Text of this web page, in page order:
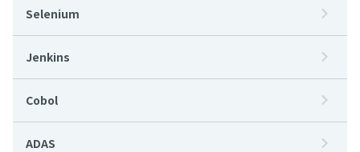
Selenium
Jenkins
Cobol
ADAS